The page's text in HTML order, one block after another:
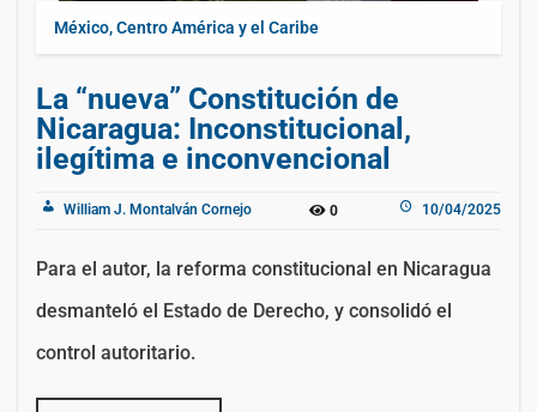
México, Centro América y el Caribe
La “nueva” Constitución de
Nicaragua: Inconstitucional,
ilegítima e inconvencional
William J. Montalván Cornejo 0 10/04/2025
Para el autor, la reforma constitucional en Nicaragua
desmanteló el Estado de Derecho, y consolidó el
control autoritario.